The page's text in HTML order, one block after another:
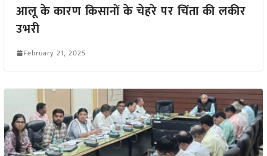
आलू के कारण किसानों के चेहरे पर चिंता की लकीर
उभरी
February 21, 2025